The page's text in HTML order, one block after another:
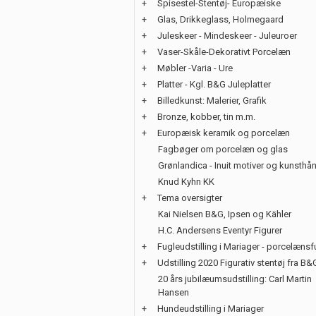
+
Spisestel-Stentøj- Europæiske
+
Glas, Drikkeglass, Holmegaard
+
Juleskeer - Mindeskeer - Juleuroer
+
Vaser-Skåle-Dekorativt Porcelæn
+
Møbler -Varia - Ure
+
Platter - Kgl. B&G Juleplatter
+
Billedkunst: Malerier, Grafik
+
Bronze, kobber, tin m.m.
+
Europæisk keramik og porcelæn
Fagbøger om porcelæn og glas
Grønlandica - Inuit motiver og
Knud Kyhn KK
+
Tema oversigter
Kai Nielsen B&G, Ipsen og Kähler
H.C. Andersens Eventyr Figurer
+
Fugleudstilling i Mariager -
+
Udstilling 2020 Figurativ stentøj fra
20 års jubilæumsudstilling: Carl Martin
Hansen
+
Hundeudstilling i Mariager